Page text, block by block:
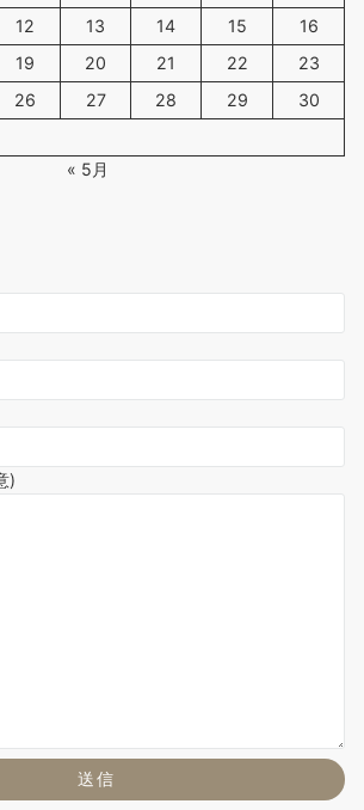
12 13 14 15
16
19 20 21 22
23
26 27 28 29
30
« 5月
)